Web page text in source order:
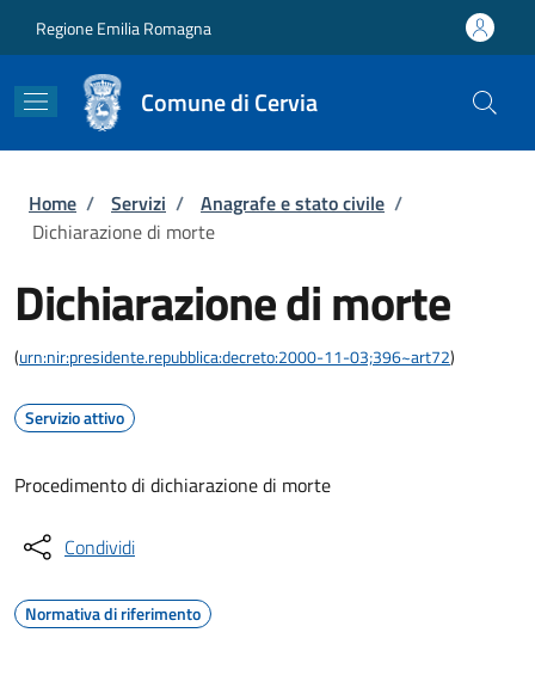
Regione Emilia Romagna
Comune di Cervia
Briciole di pane
Home / Servizi / Anagrafe e stato civile /
Dichiarazione di morte
Dichiarazione di morte
(urn:nir:presidente.repubblica:decreto:2000-11-03;396~art72)
Servizio attivo
Procedimento di dichiarazione di morte
Condividi
Normativa di riferimento